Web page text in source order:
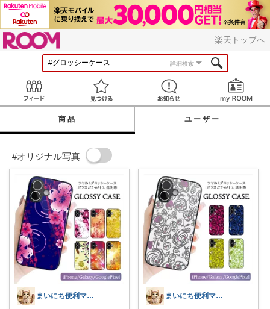
楽天トップへ
詳細検索
見つける お知らせ
商品 ユーザー
#オリジナル写真
まいにち便利マーケット まいにち便利マーケット